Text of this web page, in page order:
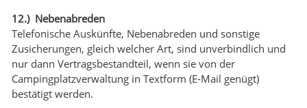
12.) Nebenabreden
Telefonische Auskünfte, Nebenabreden und sonstige
Zusicherungen, gleich welcher Art, sind unverbindlich und
nur dann Vertragsbestandteil, wenn sie von der
Campingplatzverwaltung in Textform (E-Mail genügt)
bestätigt werden.